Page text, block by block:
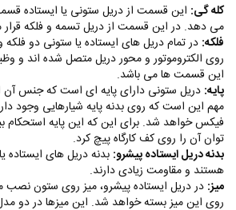
کله گی: این قسمت از دریل ستونی یا ایستاده
می دهد. در این قسمت از دریل تسمه و فلکه قرار
فلکه: در تمام دریل های ایستاده یا ستونی دو‌
روی الکتروموتور و محور دریل متصل شده اند و
این قسمت ها می باشد.
پایه: دریل ستونی دارای پایه ای است که جنس
مهم این است که روی بدنه پایه شیارهایی وجود
فیکس خواهد شد. برای این که این پایه استحکام
توان آن را روی کف کارگاه پیچ کرد.
بدنه دریل ایستاده پیشرو: بدنه دریل های
هستند و مقاومت زیادی دارند.
میز: در دریل ایستاده پیشرو، میز روی ستون
روی این میز بسته خواهد شد‌. این میزها در دو